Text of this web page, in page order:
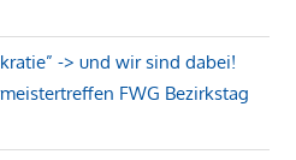
-> und wir sind dabei!
FWG Bezirkstag